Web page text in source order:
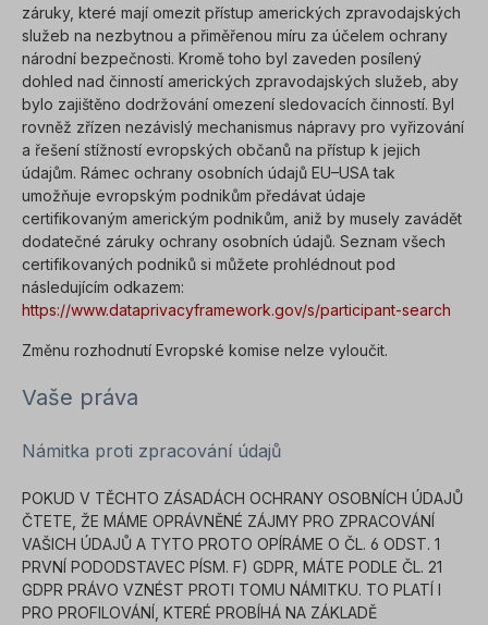
záruky, které mají omezit přístup amerických zpravodajských
služeb na nezbytnou a přiměřenou míru za účelem ochrany
národní bezpečnosti. Kromě toho byl zaveden posílený
dohled nad činností amerických zpravodajských služeb, aby
bylo zajištěno dodržování omezení sledovacích činností. Byl
rovněž zřízen nezávislý mechanismus nápravy pro vyřizování
a řešení stížností evropských občanů na přístup k jejich
údajům. Rámec ochrany osobních údajů EU–USA tak
umožňuje evropským podnikům předávat údaje
certifikovaným americkým podnikům, aniž by musely zavádět
dodatečné záruky ochrany osobních údajů. Seznam všech
certifikovaných podniků si můžete prohlédnout pod
následujícím odkazem:
https://www.dataprivacyframework.gov/s/participant-search
Změnu rozhodnutí Evropské komise nelze vyloučit.
Vaše práva
Námitka proti zpracování údajů
POKUD V TĚCHTO ZÁSADÁCH OCHRANY OSOBNÍCH ÚDAJŮ
ČTETE, ŽE MÁME OPRÁVNĚNÉ ZÁJMY PRO ZPRACOVÁNÍ
VAŠICH ÚDAJŮ A TYTO PROTO OPÍRÁME O ČL. 6 ODST. 1
PRVNÍ PODODSTAVEC PÍSM. F) GDPR, MÁTE PODLE ČL. 21
GDPR PRÁVO VZNÉST PROTI TOMU NÁMITKU. TO PLATÍ I
PRO PROFILOVÁNÍ, KTERÉ PROBÍHÁ NA ZÁKLADĚ